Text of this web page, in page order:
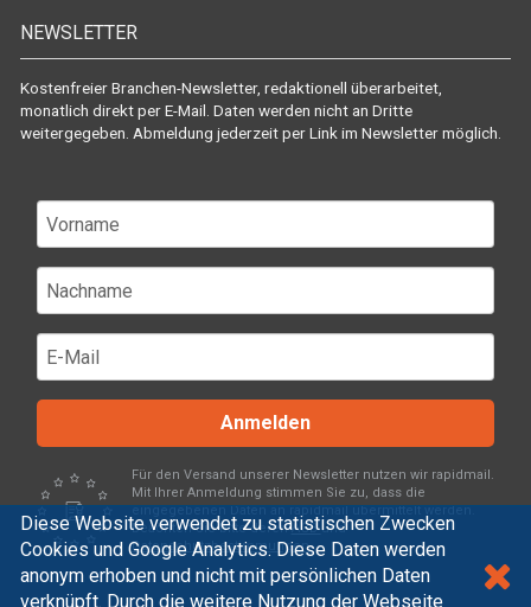
Diese Website verwendet zu statistischen Zwecken
Cookies und Google Analytics. Diese Daten werden
anonym erhoben und nicht mit persönlichen Daten
verknüpft. Durch die weitere Nutzung der Webseite
NEWSLETTER
Kostenfreier Branchen-Newsletter, redaktionell überarbeitet,
monatlich direkt per E-Mail. Daten werden nicht an Dritte
weitergegeben. Abmeldung jederzeit per Link im Newsletter möglich.
Anmelden
Für den Versand unserer Newsletter nutzen wir rapidmail.
Mit Ihrer Anmeldung stimmen Sie zu, dass die
eingegebenen Daten an rapidmail übermittelt werden.
Beachten Sie bitte derenAGBund
Datenschutzbestimmungen.